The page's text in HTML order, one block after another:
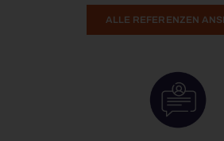
ALLE REFERENZEN